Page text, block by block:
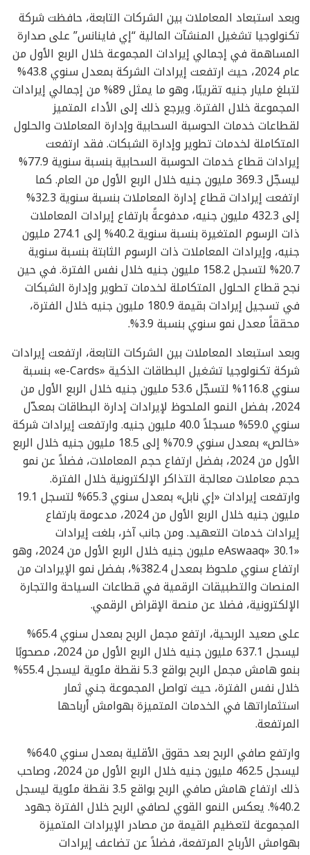
وبعد استبعاد المعاملات بين الشركات التابعة، حافظت شركة
تكنولوجيا تشغيل المنشآت المالية “إي فاينانس” على صدارة
المساهمة في إجمالي إيرادات المجموعة خلال الربع الأول من
عام 2024، حيث ارتفعت إيرادات الشركة بمعدل سنوي 43.8%
لتبلغ مليار جنيه تقريبًا، وهو ما يمثل 89% من إجمالي إيرادات
المجموعة خلال الفترة. ويرجع ذلك إلى الأداء المتميز
لقطاعات خدمات الحوسبة السحابية وإدارة المعاملات والحلول
المتكاملة لخدمات تطوير وإدارة الشبكات. فقد ارتفعت
إيرادات قطاع خدمات الحوسبة السحابية بنسبة سنوية 77.9%
ليسجّل 369.3 مليون جنيه خلال الربع الأول من العام. كما
ارتفعت إيرادات قطاع إدارة المعاملات بنسبة سنوية 32.3%
إلى 432.3 مليون جنيه، مدفوعةً بارتفاع إيرادات المعاملات
ذات الرسوم المتغيرة بنسبة سنوية 40.2% إلى 274.1 مليون
جنيه، وإيرادات المعاملات ذات الرسوم الثابتة بنسبة سنوية
20.7% لتسجل 158.2 مليون جنيه خلال نفس الفترة. في حين
نجح قطاع الحلول المتكاملة لخدمات تطوير وإدارة الشبكات
في تسجيل إيرادات بقيمة 180.9 مليون جنيه خلال الفترة،
محققاً معدل نمو سنوي بنسبة 3.9%.
وبعد استبعاد المعاملات بين الشركات التابعة، ارتفعت إيرادات
شركة تكنولوجيا تشغيل البطاقات الذكية «e-Cards» بنسبة
سنوي 116.8% لتسجّل 53.6 مليون جنيه خلال الربع الأول من
2024، بفضل النمو الملحوظ لإيرادات إدارة البطاقات بمعدّل
سنوي 59.0% مسجلاً 40.0 مليون جنيه. وارتفعت إيرادات شركة
«خالص» بمعدل سنوي 70.9% إلى 18.5 مليون جنيه خلال الربع
الأول من 2024، بفضل ارتفاع حجم المعاملات، فضلاً عن نمو
حجم معاملات معالجة التذاكر الإلكترونية خلال الفترة.
وارتفعت إيرادات «إي نابل» بمعدل سنوي 65.3% لتسجل 19.1
مليون جنيه خلال الربع الأول من 2024، مدعومة بارتفاع
إيرادات خدمات التعهيد. ومن جانب آخر، بلغت إيرادات
«eAswaaq» 30.1 مليون جنيه خلال الربع الأول من 2024، وهو
ارتفاع سنوي ملحوظ بمعدل 382.4%، بفضل نمو الإيرادات من
المنصات والتطبيقات الرقمية في قطاعات السياحة والتجارة
الإلكترونية، فضلا عن منصة الإقراض الرقمي.
على صعيد الربحية، ارتفع مجمل الربح بمعدل سنوي 65.4%
ليسجل 637.1 مليون جنيه خلال الربع الأول من 2024، مصحوبًا
بنمو هامش مجمل الربح بواقع 5.3 نقطة مئوية ليسجل 55.4%
خلال نفس الفترة، حيث تواصل المجموعة جني ثمار
استثماراتها في الخدمات المتميزة بهوامش أرباحها
المرتفعة.
وارتفع صافي الربح بعد حقوق الأقلية بمعدل سنوي 64.0%
ليسجل 462.5 مليون جنيه خلال الربع الأول من 2024، وصاحب
ذلك ارتفاع هامش صافي الربح بواقع 3.5 نقطة مئوية ليسجل
40.2%. يعكس النمو القوي لصافي الربح خلال الفترة جهود
المجموعة لتعظيم القيمة من مصادر الإيرادات المتميزة
بهوامش الأرباح المرتفعة، فضلاً عن تضاعف إيرادات